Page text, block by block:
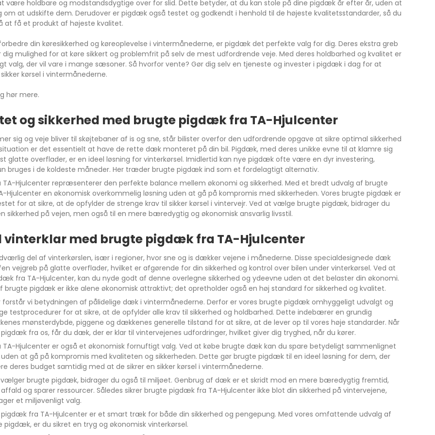
X
/ Vivaro-e
e Life
208
308
3008
306
107
206
Expert
Traveller
Taycan
Vitara
Swift
Celerio
SX4
Splash
S-CROSS
Model S
Model 3
Model Y
Model X
være holdbare og modstandsdygtige over for slid. Dette betyder, at du kan stole på dine pigdæk år efter år, uden at
om at udskifte dem. Derudover er pigdæk også testet og godkendt i henhold til de højeste kvalitetsstandarder, så du
at få et produkt af højeste kvalitet.
din køresikkerhed og køreoplevelse i vintermånederne, er pigdæk det perfekte valg for dig. Deres ekstra greb
mulighed for at køre sikkert og problemfrit på selv de mest udfordrende veje. Med deres holdbarhed og kvalitet er
valg, der vil vare i mange sæsoner. Så hvorfor vente? Gør dig selv en tjeneste og invester i pigdæk i dag for at
kørsel i vintermånederne.
hør mere.
og sikkerhed med brugte pigdæk fra TA-Hjulcenter
sig og veje bliver til skøjtebaner af is og sne, står bilister overfor den udfordrende opgave at sikre optimal sikkerhed
er det essentielt at have de rette dæk monteret på din bil. Pigdæk, med deres unikke evne til at klamre sig
glatte overflader, er en ideel løsning for vinterkørsel. Imidlertid kan nye pigdæk ofte være en dyr investering,
bruges i de koldeste måneder. Her træder brugte pigdæk ind som et fordelagtigt alternativ.
Hjulcenter repræsenterer den perfekte balance mellem økonomi og sikkerhed. Med et bredt udvalg af brugte
Hjulcenter en økonomisk overkommelig løsning uden at gå på kompromis med sikkerheden. Vores brugte pigdæk er
for at sikre, at de opfylder de strenge krav til sikker kørsel i vintervejr. Ved at vælge brugte pigdæk, bidrager du
sikkerhed på vejen, men også til en mere bæredygtig og økonomisk ansvarlig livsstil.
vinterklar med brugte pigdæk fra TA-Hjulcenter
del af vinterkørslen, især i regioner, hvor sne og is dækker vejene i månederne. Disse specialdesignede dæk
vejgreb på glatte overflader, hvilket er afgørende for din sikkerhed og kontrol over bilen under vinterkørsel. Ved at
fra TA-Hjulcenter, kan du nyde godt af denne overlegne sikkerhed og ydeevne uden at det belaster din økonomi.
brugte pigdæk er ikke alene økonomisk attraktivt; det opretholder også en høj standard for sikkerhed og kvalitet.
forstår vi betydningen af pålidelige dæk i vintermånederne. Derfor er vores brugte pigdæk omhyggeligt udvalgt og
testprocedurer for at sikre, at de opfylder alle krav til sikkerhed og holdbarhed. Dette indebærer en grundig
mønsterdybde, piggene og dækkenes generelle tilstand for at sikre, at de lever op til vores høje standarder. Når
fra os, får du dæk, der er klar til vintervejenes udfordringer, hvilket giver dig tryghed, når du kører.
Hjulcenter er også et økonomisk fornuftigt valg. Ved at købe brugte dæk kan du spare betydeligt sammenlignet
at gå på kompromis med kvaliteten og sikkerheden. Dette gør brugte pigdæk til en ideel løsning for dem, der
deres budget samtidig med at de sikrer en sikker kørsel i vintermånederne.
vælger brugte pigdæk, bidrager du også til miljøet. Genbrug af dæk er et skridt mod en mere bæredygtig fremtid,
og sparer ressourcer. Således sikrer brugte pigdæk fra TA-Hjulcenter ikke blot din sikkerhed på vintervejene,
et miljøvenligt valg.
fra TA-Hjulcenter er et smart træk for både din sikkerhed og pengepung. Med vores omfattende udvalg af
pigdæk, er du sikret en tryg og økonomisk vinterkørsel.